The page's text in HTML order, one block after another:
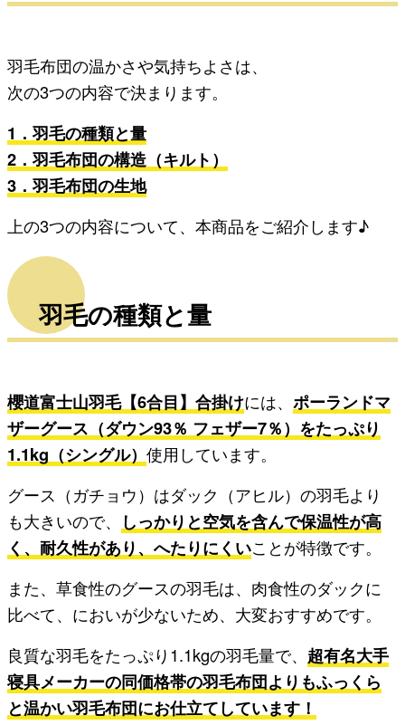
羽毛布団の温かさや気持ちよさは、
次の3つの内容で決まります。
1．羽毛の種類と量
2．羽毛布団の構造（キルト）
3．羽毛布団の生地
上の3つの内容について、本商品をご紹介します♪
羽毛の種類と量
櫻道富士山羽毛【6合目】合掛けには、ポーランドマ
ザーグース（ダウン93％ フェザー7％）をたっぷり
1.1kg（シングル）使用しています。
グース（ガチョウ）はダック（アヒル）の羽毛より
も大きいので、
しっかりと空気を含んで保温性が高
く、耐久性があり、へたりにくいことが特徴です。
また、草食性のグースの羽毛は、肉食性のダックに
比べて、においが少ないため、大変おすすめです。
良質な羽毛をたっぷり1.1kgの羽毛量で、 超有名大手
寝具メーカーの同価格帯の羽毛布団よりもふっくら
と温かい羽毛布団にお仕立てしています！